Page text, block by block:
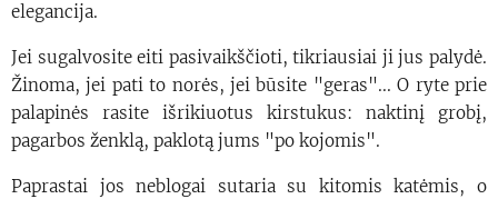
elegancija.
Jei sugalvosite eiti pasivaikščioti, tikriausiai ji jus palydė.
Žinoma, jei pati to norės, jei būsite "geras"... O ryte prie
palapinės rasite išrikiuotus kirstukus: naktinį grobį,
pagarbos ženklą, paklotą jums "po kojomis".
Paprastai jos neblogai sutaria su kitomis katėmis, o